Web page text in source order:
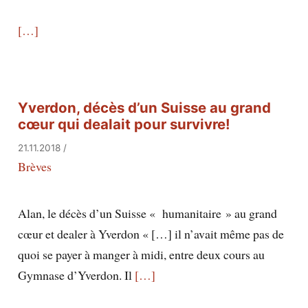
[…]
Yverdon, décès d’un Suisse au grand
cœur qui dealait pour survivre!
21.11.2018/
Brèves
Alan, le décès d’un Suisse « humanitaire » au grand
cœur et dealer à Yverdon « […] il n’avait même pas de
quoi se payer à manger à midi, entre deux cours au
Gymnase d’Yverdon. Il […]